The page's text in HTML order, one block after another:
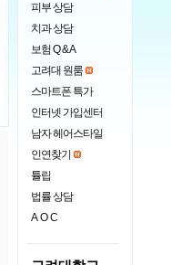
피부 상담
치과 상담
보험 Q & A
고려대 원룸
스마트폰 특가
인터넷 가입센터
남자 헤어스타일
인연찾기
튤립
법률 상담
AOC